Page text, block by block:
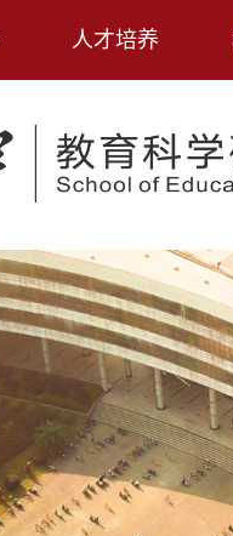
人才培养